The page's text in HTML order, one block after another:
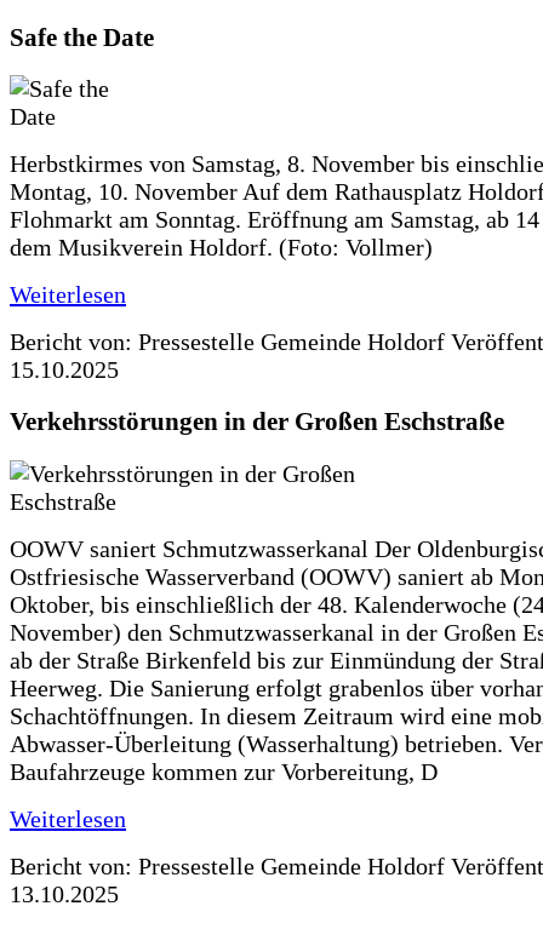
Safe the Date
Herbstkirmes von Samstag, 8. November bis
Montag, 10. November Auf dem Rathausplatz
Flohmarkt am Sonntag. Eröffnung am Samstag, ab
dem Musikverein Holdorf. (Foto: Vollmer)
Weiterlesen
Bericht von: Pressestelle Gemeinde Holdorf
15.10.2025
Verkehrsstörungen in der Großen Eschstraße
OOWV saniert Schmutzwasserkanal Der
Ostfriesische Wasserverband (OOWV) saniert ab
Oktober, bis einschließlich der 48. Kalenderwoche
November) den Schmutzwasserkanal in der Großen
ab der Straße Birkenfeld bis zur Einmündung der
Heerweg. Die Sanierung erfolgt grabenlos über
Schachtöffnungen. In diesem Zeitraum wird eine
Abwasser-Überleitung (Wasserhaltung) betrieben.
Baufahrzeuge kommen zur Vorbereitung, D
Weiterlesen
Bericht von: Pressestelle Gemeinde Holdorf
13.10.2025